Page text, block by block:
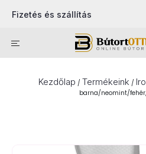
Fizetés és szállítás
Kezdőlap / Termékeink /
barna/neomint/fehér,